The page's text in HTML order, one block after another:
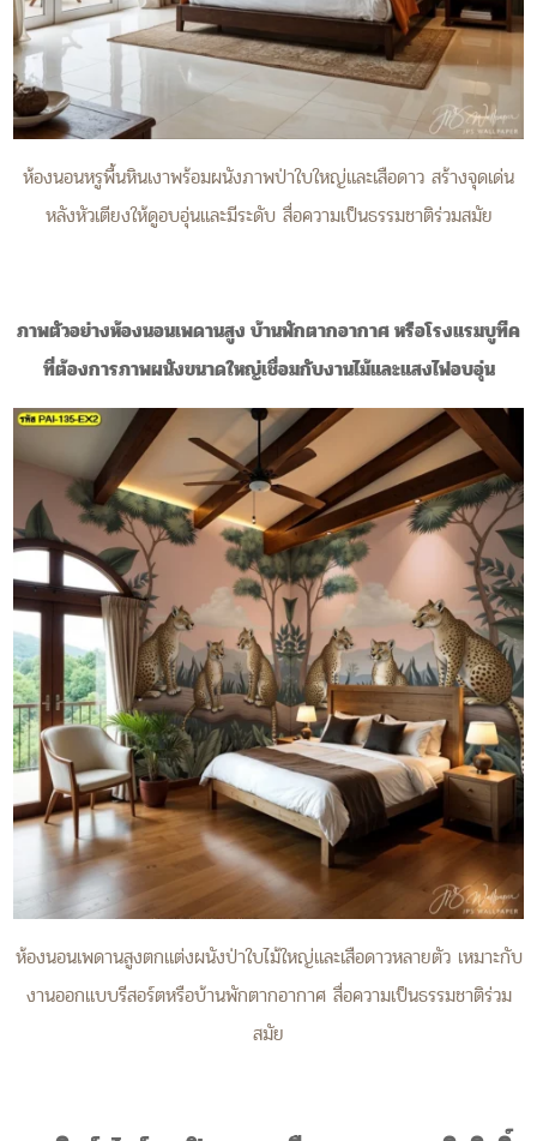
ห้องนอนหรูพื้นหินเงาพร้อมผนังภาพป่าใบใหญ่และเสือดาว สร้างจุดเด่น
หลังหัวเตียงให้ดูอบอุ่นและมีระดับ สื่อความเป็นธรรมชาติร่วมสมัย
ภาพตัวอย่างห้องนอนเพดานสูง บ้านพักตากอากาศ หรือโรงแรมบูทีค
ที่ต้องการภาพผนังขนาดใหญ่เชื่อมกับงานไม้และแสงไฟอบอุ่น
ห้องนอนเพดานสูงตกแต่งผนังป่าใบไม้ใหญ่และเสือดาวหลายตัว เหมาะกับ
งานออกแบบรีสอร์ตหรือบ้านพักตากอากาศ สื่อความเป็นธรรมชาติร่วม
สมัย